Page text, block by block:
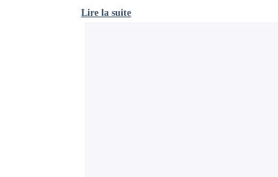
Lire la suite